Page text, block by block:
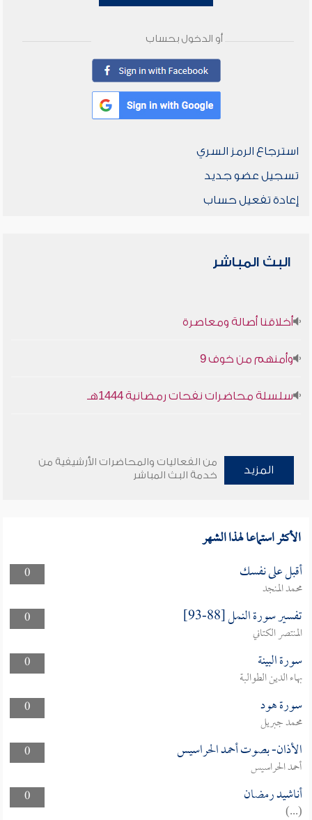
أو الدخول بحساب
استرجاع الرمز السري
تسجيل عضو جديد
إعادة تفعيل حساب
البث المباشر
أخلاقنا أصالة ومعاصرة
وأمنهم من خوف 9
سلسلة محاضرات نفحات رمضانية 1444هـ
المزيد
من الفعاليات والمحاضرات الأرشيفية من
خدمة البث المباشر
الأكثر استماعا لهذا الشهر
0 أقبل على نفسك
محمد المنجد
0
تفسير سورة النمل [88-93]
المنتصر الكتاني
0
سورة البينة
بهاء الدين الطوالبة
0
سورة هود
محمد جبريل
0
الأذان- بصوت أحمد الحراسيس
أحمد الحراسيس
0
أناشيد رمضان
(...)